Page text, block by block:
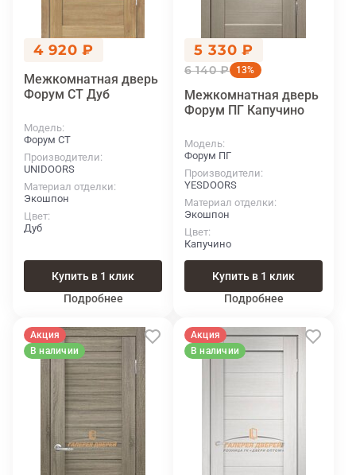
4 920 ₽
Межкомнатная дверь
Форум СТ Дуб
Модель
Форум СТ
Производители
UNIDOORS
Материал отделки
Экошпон
Цвет
Дуб
Купить в 1 клик
Подробнее
5 330 ₽
6 140 ₽ 13%
Межкомнатная дверь
Форум ПГ Капучино
Модель
Форум ПГ
Производители
YESDOORS
Материал отделки
Экошпон
Цвет
Капучино
Купить в 1 клик
Подробнее
Акция
В наличии
Акция
В наличии